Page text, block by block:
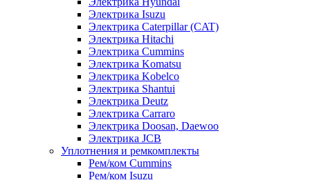
Электрика Isuzu
Электрика Caterpillar (CAT)
Электрика Hitachi
Электрика Cummins
Электрика Komatsu
Электрика Kobelco
Электрика Shantui
Электрика Deutz
Электрика Carraro
Электрика Doosan, Daewoo
Электрика JCB
Уплотнения и ремкомплекты
Рем/ком Cummins
Рем/ком Isuzu